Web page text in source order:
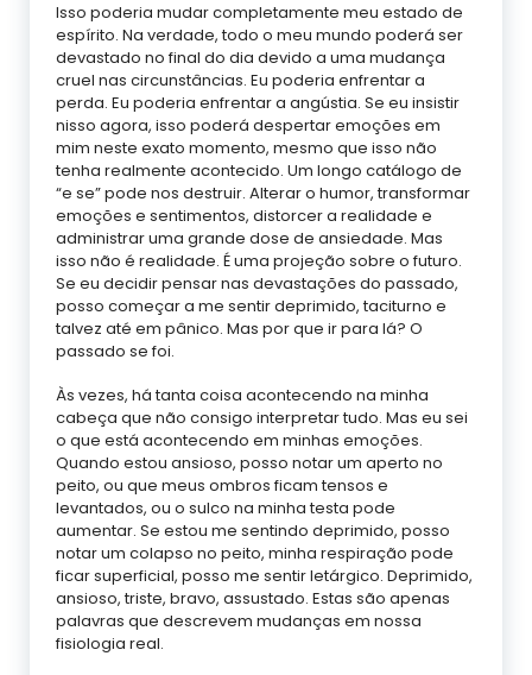
Isso poderia mudar completamente meu estado de
espírito. Na verdade, todo o meu mundo poderá ser
devastado no final do dia devido a uma mudança
cruel nas circunstâncias. Eu poderia enfrentar a
perda. Eu poderia enfrentar a angústia. Se eu insistir
nisso agora, isso poderá despertar emoções em
mim neste exato momento, mesmo que isso não
tenha realmente acontecido. Um longo catálogo de
“e se” pode nos destruir. Alterar o humor, transformar
emoções e sentimentos, distorcer a realidade e
administrar uma grande dose de ansiedade. Mas
isso não é realidade. É uma projeção sobre o futuro.
Se eu decidir pensar nas devastações do passado,
posso começar a me sentir deprimido, taciturno e
talvez até em pânico. Mas por que ir para lá? O
passado se foi.
Às vezes, há tanta coisa acontecendo na minha
cabeça que não consigo interpretar tudo. Mas eu sei
o que está acontecendo em minhas emoções.
Quando estou ansioso, posso notar um aperto no
peito, ou que meus ombros ficam tensos e
levantados, ou o sulco na minha testa pode
aumentar. Se estou me sentindo deprimido, posso
notar um colapso no peito, minha respiração pode
ficar superficial, posso me sentir letárgico. Deprimido,
ansioso, triste, bravo, assustado. Estas são apenas
palavras que descrevem mudanças em nossa
fisiologia real.